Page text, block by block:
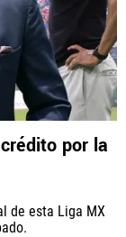
por la
de esta Liga MX